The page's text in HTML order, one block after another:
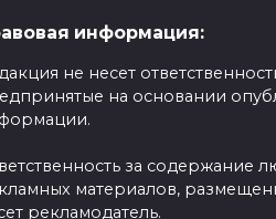
информация:
не несет
на основании
за содержание
материалов,
рекламодатель.